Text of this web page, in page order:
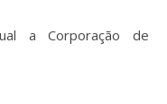
a Corporação de